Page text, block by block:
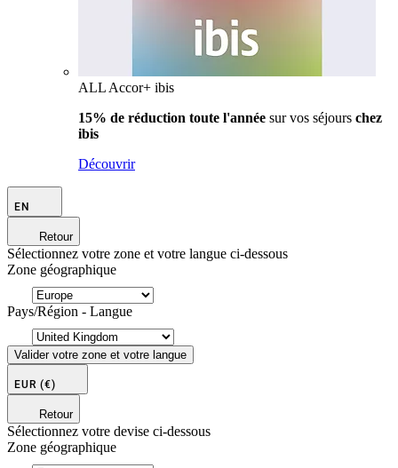
ALL Accor+ ibis
15% de réduction toute l'année sur vos séjours chez
ibis
Découvrir
EN
Retour
Sélectionnez votre zone et votre langue ci-dessous
Zone géographique
Pays/Région - Langue
Valider votre zone et votre langue
EUR (€)
Retour
Sélectionnez votre devise ci-dessous
Zone géographique